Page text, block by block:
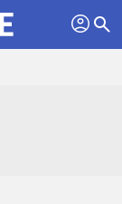
profil search